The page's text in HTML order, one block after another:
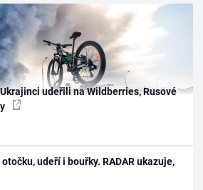
udeřili na Wildberries, Rusové
udeří i bouřky. RADAR ukazuje,